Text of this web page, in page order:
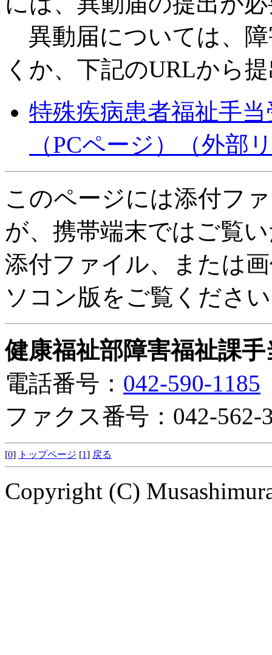
異動届については、
くか、下記のURLから
特殊疾病患者福祉手
（PCページ）
（外部
このページには添付フ
が、携帯端末ではご覧
添付ファイル、または
ソコン版をご覧くださ
健康福祉部障害福祉課
電話番号： 042-590-1185
ファクス番号：042-562-
[0] トップページ [1] 戻る
Copyright (C)